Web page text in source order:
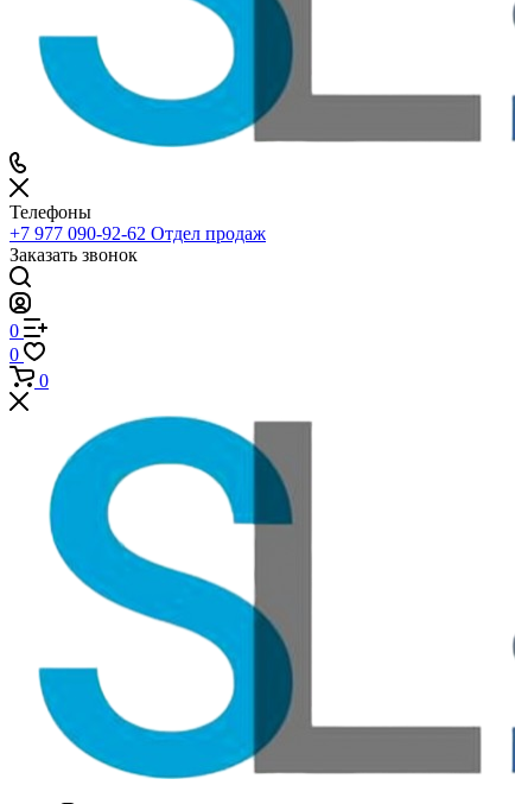
Телефоны
+7 977 090-92-62 Отдел продаж
Заказать звонок
0
0
0